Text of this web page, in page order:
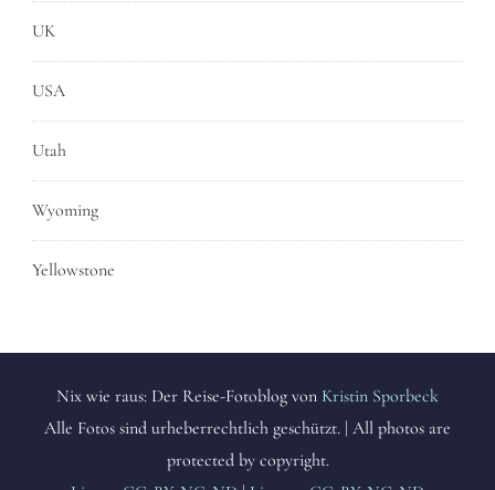
UK
USA
Utah
Wyoming
Yellowstone
Nix wie raus: Der Reise-Fotoblog von Kristin Sporbeck
Alle Fotos sind urheberrechtlich geschützt. | All photos are
protected by copyright.